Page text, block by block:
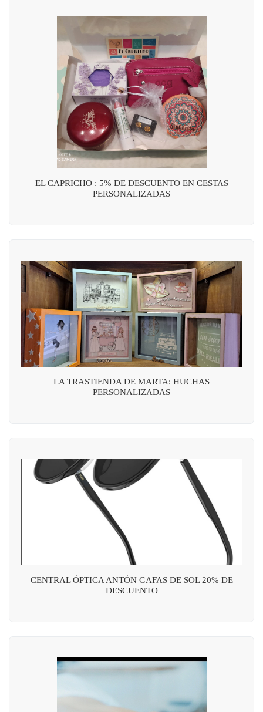
EL CAPRICHO : 5% DE DESCUENTO EN CESTAS
PERSONALIZADAS
LA TRASTIENDA DE MARTA: HUCHAS
PERSONALIZADAS
CENTRAL ÓPTICA ANTÓN GAFAS DE SOL 20% DE
DESCUENTO